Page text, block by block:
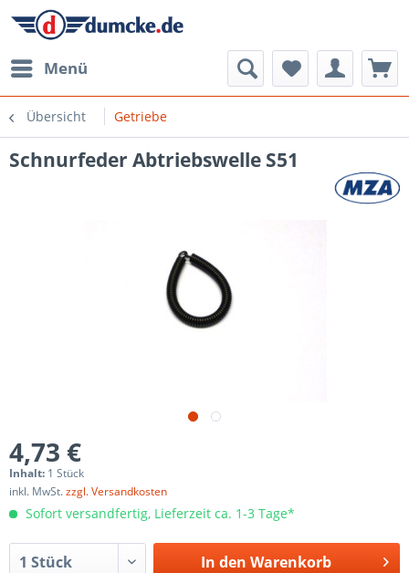
Menü
Übersicht Getriebe
Schnurfeder Abtriebswelle S51
4,73 €
Inhalt: 1 Stück
inkl. MwSt.zzgl. Versandkosten
Sofort versandfertig, Lieferzeit ca. 1-3 Tage*
In den Warenkorb